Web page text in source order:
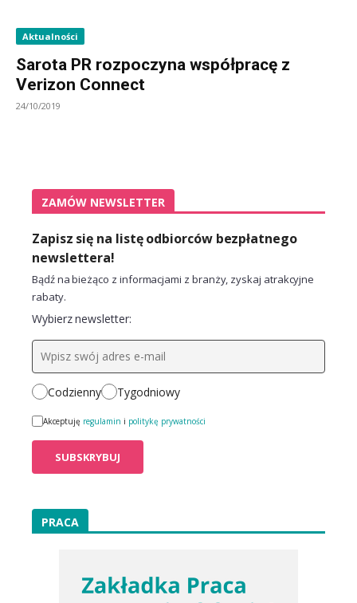
Aktualności
Sarota PR rozpoczyna współpracę z
Verizon Connect
24/10/2019
ZAMÓW NEWSLETTER
Zapisz się na listę odbiorców bezpłatnego
newslettera!
Bądź na bieżąco z informacjami z branży, zyskaj atrakcyjne
rabaty.
Wybierz newsletter:
Codzienny Tygodniowy
Akceptuję regulamin i politykę prywatności
PRACA